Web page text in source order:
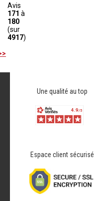
Avis
171 à
180
(sur
4917)
Une qualité au top
Espace client sécurisé